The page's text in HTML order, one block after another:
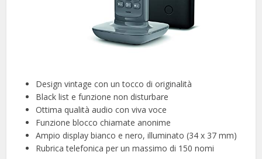
Design vintage con un tocco di originalità
Black list e funzione non disturbare
Ottima qualità audio con viva voce
Funzione blocco chiamate anonime
Ampio display bianco e nero, illuminato (34 x 37 mm)
Rubrica telefonica per un massimo di 150 nomi